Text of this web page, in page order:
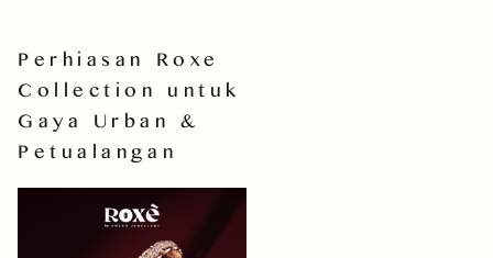
Perhiasan Roxe
Collection untuk
Gaya Urban &
Petualangan